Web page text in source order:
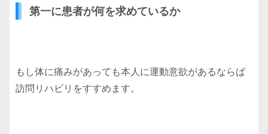
第一に患者が何を求めているか
もし体に痛みがあっても本人に運動意欲があるならば
訪問リハビリをすすめます。